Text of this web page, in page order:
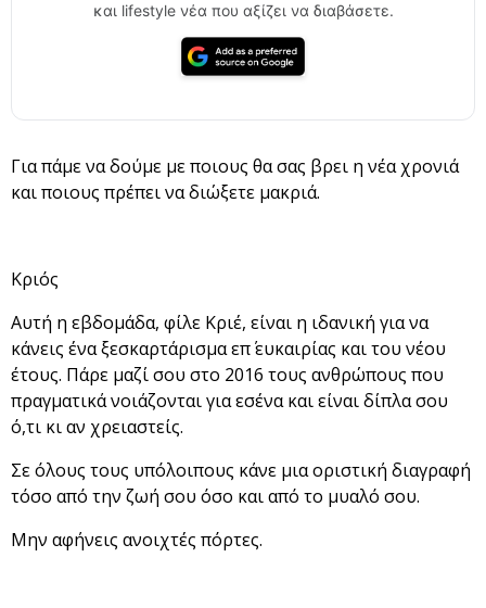
και lifestyle νέα που αξίζει να διαβάσετε.
Για πάμε να δούμε με ποιους θα σας βρει η νέα χρονιά
και ποιους πρέπει να διώξετε μακριά.
Κριός
Αυτή η εβδομάδα, φίλε Κριέ, είναι η ιδανική για να
κάνεις ένα ξεσκαρτάρισμα επ΄ ευκαιρίας και του νέου
έτους. Πάρε μαζί σου στο 2016 τους ανθρώπους που
πραγματικά νοιάζονται για εσένα και είναι δίπλα σου
ό,τι κι αν χρειαστείς.
Σε όλους τους υπόλοιπους κάνε μια οριστική διαγραφή
τόσο από την ζωή σου όσο και από το μυαλό σου.
Μην αφήνεις ανοιχτές πόρτες.